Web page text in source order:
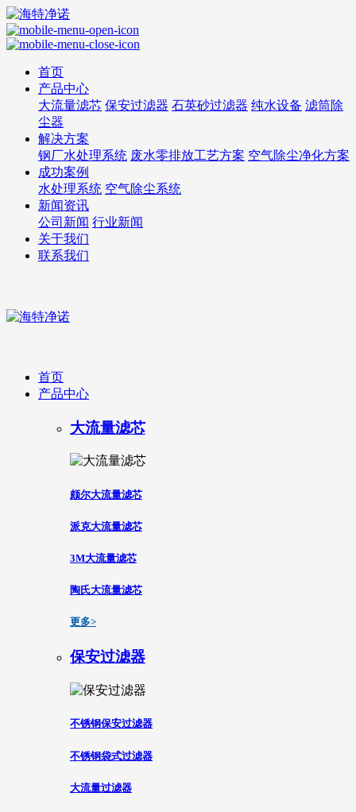
首页
产品中心
大流量滤芯 保安过滤器 石英砂过滤器 纯水设备 滤筒除
尘器
解决方案
钢厂水处理系统 废水零排放工艺方案 空气除尘净化方案
成功案例
水处理系统 空气除尘系统
新闻资讯
公司新闻 行业新闻
关于我们
联系我们
首页
产品中心
大流量滤芯
颇尔大流量滤芯
派克大流量滤芯
3M大流量滤芯
陶氏大流量滤芯
更多>
保安过滤器
不锈钢保安过滤器
不锈钢袋式过滤器
大流量过滤器